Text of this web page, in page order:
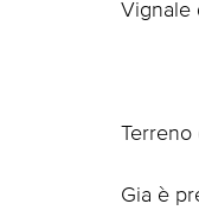
Vignale
Gia è